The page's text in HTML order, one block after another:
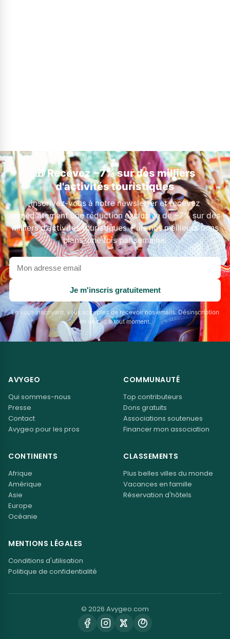
🎁 Recevez −7% sur des milliers
d'activités touristiques
Inscrivez-vous à notre newsletter et recevez
immédiatement une réduction exclusive de −7% sur des
milliers d'activités touristiques. Puis nos meilleurs bons
plans, une fois par semaine.
Votre
adresse
email
Je m'inscris gratuitement
En vous inscrivant, vous acceptez de recevoir nos emails. Désinscription
en un clic à tout moment.
AVYGEO
Qui sommes-nous
Presse
Contact
Avygeo pour les pros
COMMUNAUTÉ
Top contributeurs
Dons gratuits
Associations soutenues
Financer mon association
CONTINENTS
Afrique
Amérique
Asie
Europe
Océanie
CLASSEMENTS
Plus belles villes du monde
Vacances en famille
Réservation d'hôtels
MENTIONS LÉGALES
Conditions d'utilisation
Politique de confidentialité
© 2026 Avygeo.com